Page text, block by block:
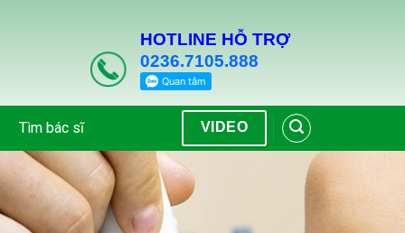
HOTLINE HỖ TRỢ
0236.7105.888
Tìm bác sĩ VIDEO